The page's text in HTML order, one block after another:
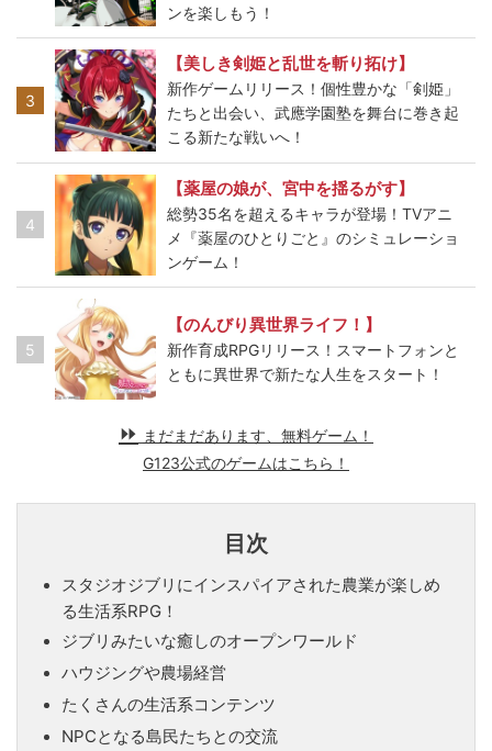
ンを楽しもう！
3
【美しき剣姫と乱世を斬り拓け】
新作ゲームリリース！個性豊かな「剣姫」
たちと出会い、武應学園塾を舞台に巻き起
こる新たな戦いへ！
4
【薬屋の娘が、宮中を揺るがす】
総勢35名を超えるキャラが登場！TVアニ
メ『薬屋のひとりごと』のシミュレーショ
ンゲーム！
5
【のんびり異世界ライフ！】
新作育成RPGリリース！スマートフォンと
ともに異世界で新たな人生をスタート！
まだまだあります、無料ゲーム！
G123公式のゲームはこちら！
目次
スタジオジブリにインスパイアされた農業が楽しめ
る生活系RPG！
ジブリみたいな癒しのオープンワールド
ハウジングや農場経営
たくさんの生活系コンテンツ
NPCとなる島民たちとの交流